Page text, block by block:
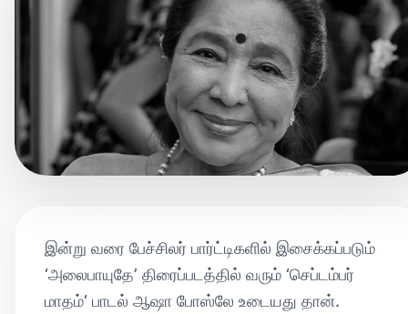
இன்று வரை பேச்சிலர் பார்ட்டிகளில் இசைக்கப்படும்
‘அலைபாயுதே’ திரைப்படத்தில் வரும் ‘செப்டம்பர்
மாதம்‘ பாடல் ஆஷா போஸ்லே உடையது தான்.